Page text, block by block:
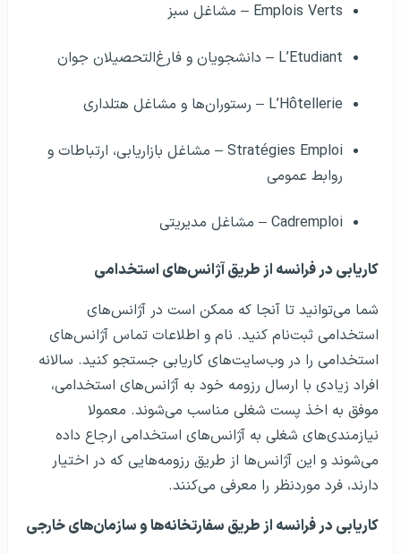
Emplois Verts – مشاغل سبز
L’Etudiant – دانشجویان و فارغ‌التحصیلان جوان
L’Hôtellerie – رستوران‌ها و مشاغل هتلداری
Stratégies Emploi – مشاغل بازاریابی، ارتباطات و
روابط عمومی
Cadremploi – مشاغل مدیریتی
کاریابی در فرانسه از طریق آژانس‌های استخدامی
شما می‌توانید تا آنجا که ممکن است در آژانس‌های
استخدامی ثبت‌نام کنید. نام و اطلاعات تماس آژانس‌های
استخدامی را در وب‌سایت‌های کاریابی جستجو کنید. سالانه
افراد زیادی با ارسال رزومه خود به آژانس‌های استخدامی،
موفق به اخذ پست شغلی مناسب می‌شوند. معمولا
نیازمندی‌های شغلی به آژانس‌های استخدامی ارجاع داده
می‌شوند و این آژانس‌ها از طریق رزومه‌هایی که در اختیار
دارند، فرد موردنظر را معرفی می‌کنند.
کاریابی در فرانسه از طریق سفارتخانه‌ها و سازمان‌های خارجی